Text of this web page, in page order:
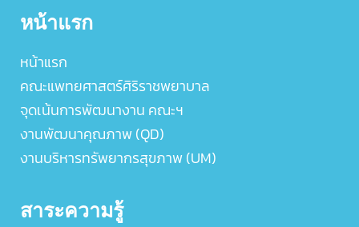
หน้าแรก
หน้าแรก
คณะแพทยศาสตร์ศิริราชพยาบาล
จุดเน้นการพัฒนางาน คณะฯ
งานพัฒนาคุณภาพ (QD)
งานบริหารทรัพยากรสุขภาพ (UM)
สาระความรู้